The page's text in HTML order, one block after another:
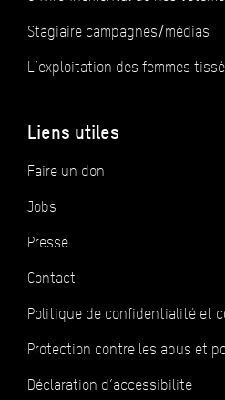
Stagiaire campagnes/médias
L’exploitation des femmes
Liens utiles
Faire un don
Jobs
Presse
Contact
Politique de confidentialité et
Protection contre les abus et
Déclaration d’accessibilité